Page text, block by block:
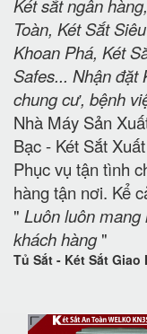
Két sắt ngân
Toàn, Két Sắt
Khoan Phá, Két
Safes... Nhận đặt
chung cư, bệnh
Nhà Máy Sản
Bạc - Két Sắt
Phục vụ tận tình
hàng tận nơi. Kể
" Luôn luôn
khách hàng"
Tủ Sắt - Két Sắt